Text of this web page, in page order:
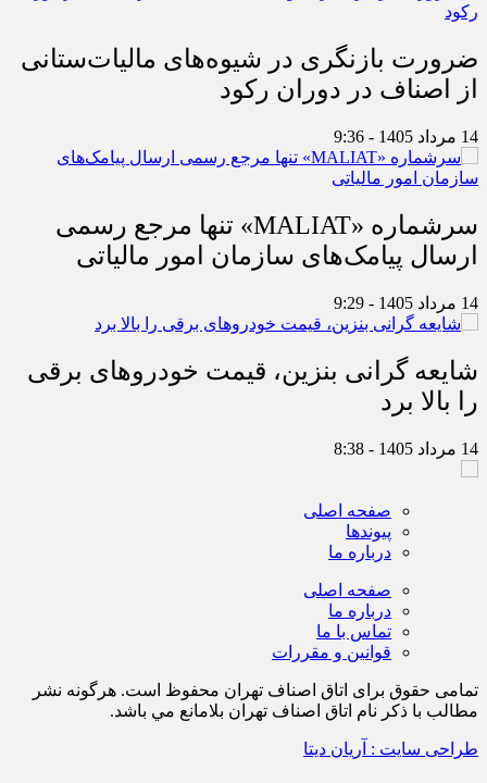
ضرورت بازنگری در شیوه‌های مالیات‌ستانی
از اصناف در دوران رکود
14 مرداد 1405 - 9:36
سرشماره «MALIAT» تنها مرجع رسمی
ارسال پیامک‌های سازمان امور مالیاتی
14 مرداد 1405 - 9:29
شایعه گرانی بنزین، قیمت خودروهای برقی
را بالا برد
14 مرداد 1405 - 8:38
صفحه اصلی
پیوندها
درباره ما
صفحه اصلی
درباره ما
تماس با ما
قوانین و مقررات
تمامی حقوق برای اتاق اصناف تهران محفوظ است. هرگونه نشر
مطالب با ذكر نام اتاق اصناف تهران بلامانع مي باشد.
طراحی سایت : آریان دیتا